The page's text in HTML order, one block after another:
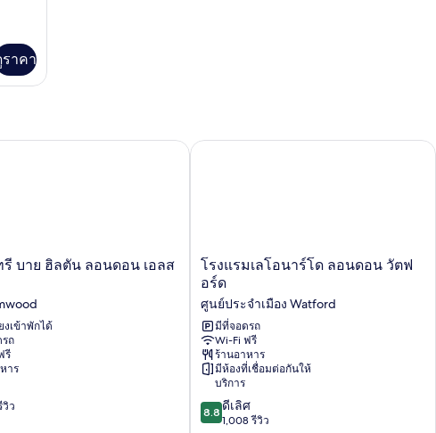
าคา
รี บาย ฮิลตัน ลอนดอน เอลส
งเข้าพักได้
ถ
รี
าร
วิว
าย ฮิลตัน ลอนดอน เอลสทรี
โรงแรม
เลโอ
นาร์
โด
ลอนดอน
วัต
ฟ
อร์ด
ศูนย์
ประจำ
เมือง
โรงแรมเลโอนาร์โด ลอนดอน วัตฟ
อร์ด
ศูนย์ประจำเมือง Watford
มีที่จอดรถ
Wi-Fi ฟรี
ร้านอาหาร
มีห้องที่เชื่อมต่อกันให้
บริการ
8.8
จาก
8.8 ดีเลิศ
1,008 รีวิว
โรงแรมเลโอนาร์โด ลอนดอน วัตฟอร์ด